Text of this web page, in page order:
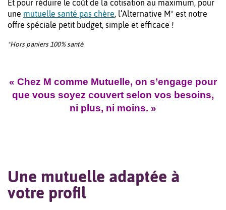
Et pour réduire le coût de la cotisation au maximum, pour
une mutuelle santé pas chère, l’Alternative M* est notre
offre spéciale petit budget, simple et efficace !
*Hors paniers 100% santé.
« Chez M comme Mutuelle, on s’engage pour
que vous soyez couvert selon vos besoins,
ni plus, ni moins. »
Une mutuelle adaptée à
votre profil